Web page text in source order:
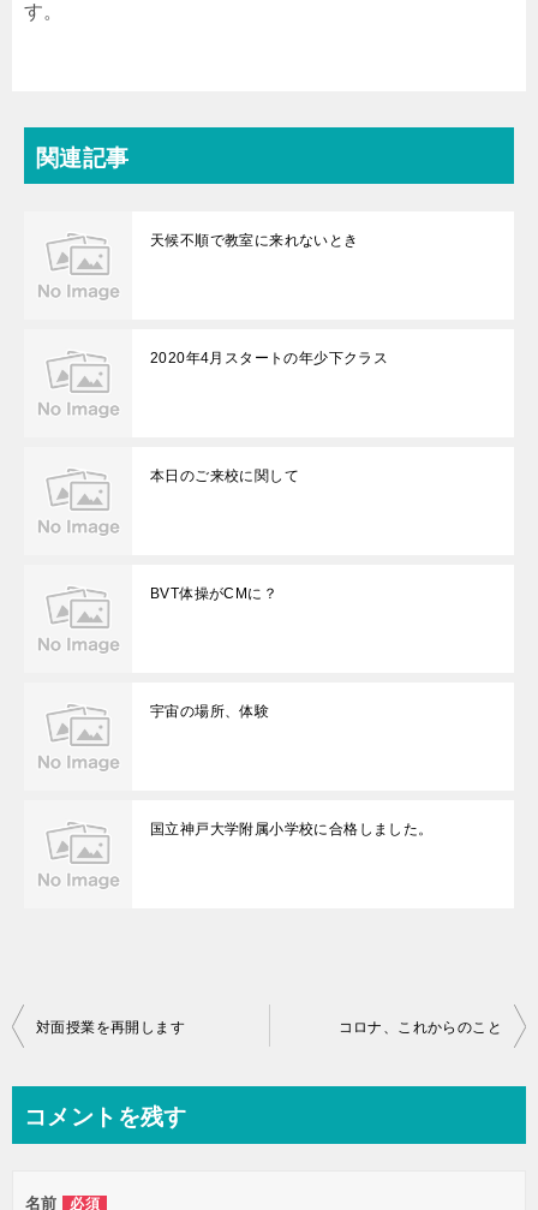
す。
関連記事
天候不順で教室に来れないとき
2020年4月スタートの年少下クラス
本日のご来校に関して
BVT体操がCMに？
宇宙の場所、体験
国立神戸大学附属小学校に合格しました。
投
ビ
対面授業を再開します コロナ、これからのこと
コメントを残す
名前 必須